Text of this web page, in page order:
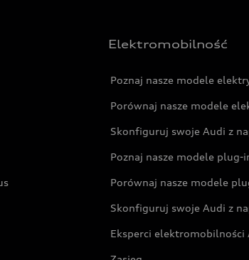
Elektromobilność
Poznaj nasze modele
Porównaj nasze modele
Skonfiguruj swoje Audi z
Poznaj nasze modele plug-
Porównaj nasze modele
Skonfiguruj swoje Audi z
Eksperci elektromobilności